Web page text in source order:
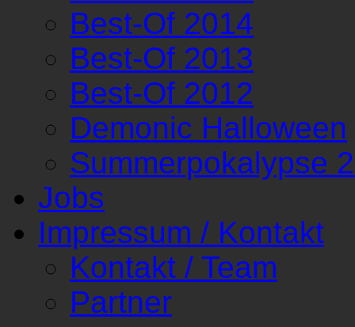
Best-Of 2014
Best-Of 2013
Best-Of 2012
Demonic Halloween
Summerpokalypse
Jobs
Impressum / Kontakt
Kontakt / Team
Partner